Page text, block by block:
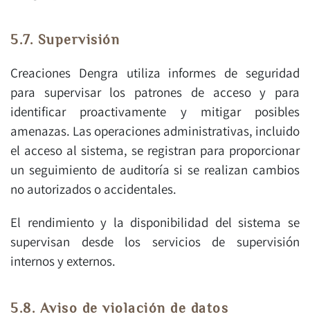
5.7. Supervisión
Creaciones Dengra utiliza informes de seguridad
para supervisar los patrones de acceso y para
identificar proactivamente y mitigar posibles
amenazas. Las operaciones administrativas, incluido
el acceso al sistema, se registran para proporcionar
un seguimiento de auditoría si se realizan cambios
no autorizados o accidentales.
El rendimiento y la disponibilidad del sistema se
supervisan desde los servicios de supervisión
internos y externos.
5.8. Aviso de violación de datos